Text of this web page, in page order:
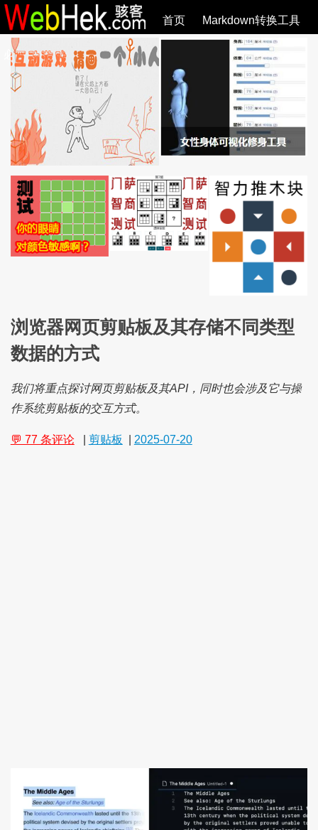
首页 Markdown转换工具
必观作品 SVG教程 SVG手册 全部文章
浏览器网页剪贴板及其存储不同类型
数据的方式
我们将重点探讨网页剪贴板及其API，同时也会涉及它与操
作系统剪贴板的交互方式。
💬 77 条评论 剪贴板 2025-07-20